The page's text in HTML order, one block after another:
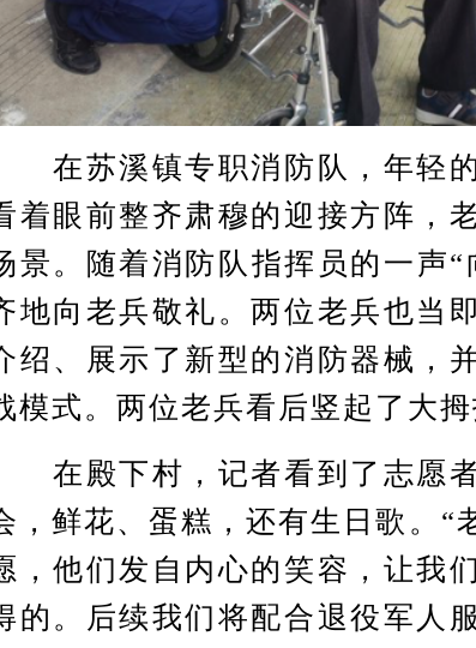
在苏溪镇专职消防队，年轻的
着眼前整齐肃穆的迎接方阵，
景。随着消防队指挥员的一声
地向老兵敬礼。两位老兵也当
绍、展示了新型的消防器械，
模式。两位老兵看后竖起了大拇
在殿下村，记者看到了志愿者
，鲜花、蛋糕，还有生日歌。“
，他们发自内心的笑容，让我
的。后续我们将配合退役军人